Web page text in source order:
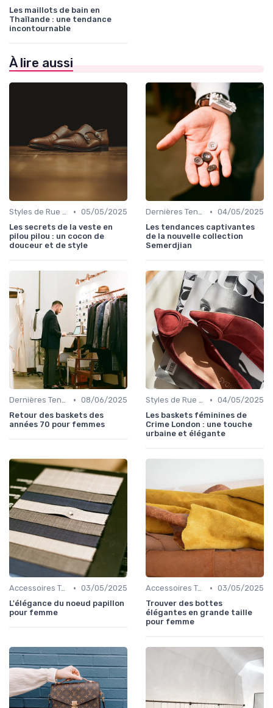
Les maillots de bain en
Thaïlande : une tendance
incontournable
À lire aussi
Styles de Rue et Looks du Moment • 05/05/2025
Les secrets de la veste en
pilou pilou : un cocon de
douceur et de style
Dernières Tendances de Mode • 04/05/2025
Les tendances captivantes
de la nouvelle collection
Semerdjian
Dernières Tendances de Mode • 08/06/2025
Retour des baskets des
années 70 pour femmes
Styles de Rue et Looks du Moment • 04/05/2025
Les baskets féminines de
Crime London : une touche
urbaine et élégante
Accessoires Tendance • 03/05/2025
L'élégance du noeud papillon
pour femme
Accessoires Tendance • 03/05/2025
Trouver des bottes
élégantes en grande taille
pour femme